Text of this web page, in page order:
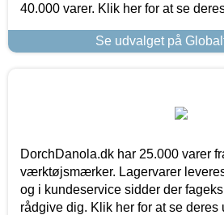
40.000 varer. Klik her for at se
Se udvalget på
DorchDanola.dk har 25.000 varer
værktøjsmærker. Lagervarer
og i kundeservice sidder der
rådgive dig. Klik her for at se deres